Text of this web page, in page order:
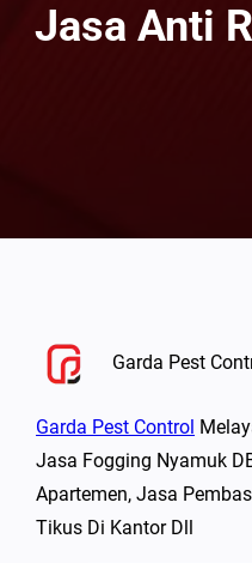
Jasa Anti
Garda Pest
Garda Pest Control
Jasa Fogging Nyamuk
Apartemen, Jasa
Tikus Di Kantor Dll